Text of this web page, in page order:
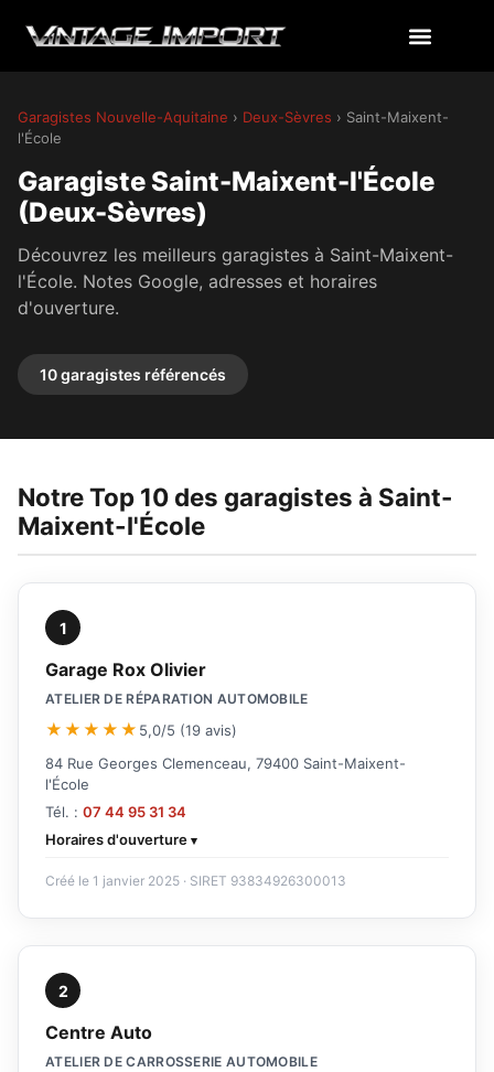
Garagistes Nouvelle-Aquitaine › Deux-Sèvres › Saint-Maixent-
l'École
Garagiste Saint-Maixent-l'École
(Deux-Sèvres)
Découvrez les meilleurs garagistes à Saint-Maixent-
l'École. Notes Google, adresses et horaires
d'ouverture.
10 garagistes référencés
Notre Top 10 des garagistes à Saint-
Maixent-l'École
1
Garage Rox Olivier
ATELIER DE RÉPARATION AUTOMOBILE
★★★★★ 5,0/5 (19 avis)
84 Rue Georges Clemenceau, 79400 Saint-Maixent-
l'École
Tél. : 07 44 95 31 34
Horaires d'ouverture
Créé le 1 janvier 2025 · SIRET 93834926300013
2
Centre Auto
ATELIER DE CARROSSERIE AUTOMOBILE